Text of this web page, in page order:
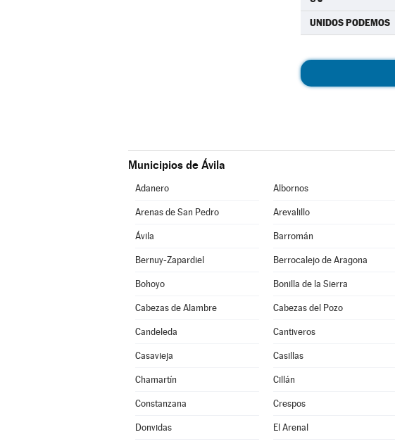
UNIDOS PODEMOS
Municipios de Ávila
Adanero Albornos
Arenas de San Pedro Arevalillo
Ávila Barromán
Bernuy-Zapardiel Berrocalejo de Aragona
Bohoyo Bonilla de la Sierra
Cabezas de Alambre Cabezas del Pozo
Candeleda Cantiveros
Casavieja Casillas
Chamartín Cillán
Constanzana Crespos
Donvidas El Arenal